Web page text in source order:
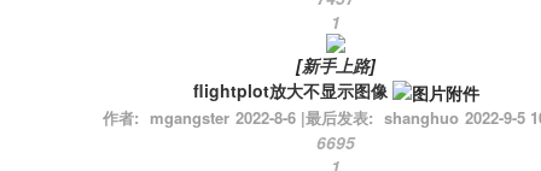
1
[新手上路]
flightplot放大不显示图像
作者: mgangster 2022-8-6 |最后发表: shanghuo 2022-9-5
6695
1